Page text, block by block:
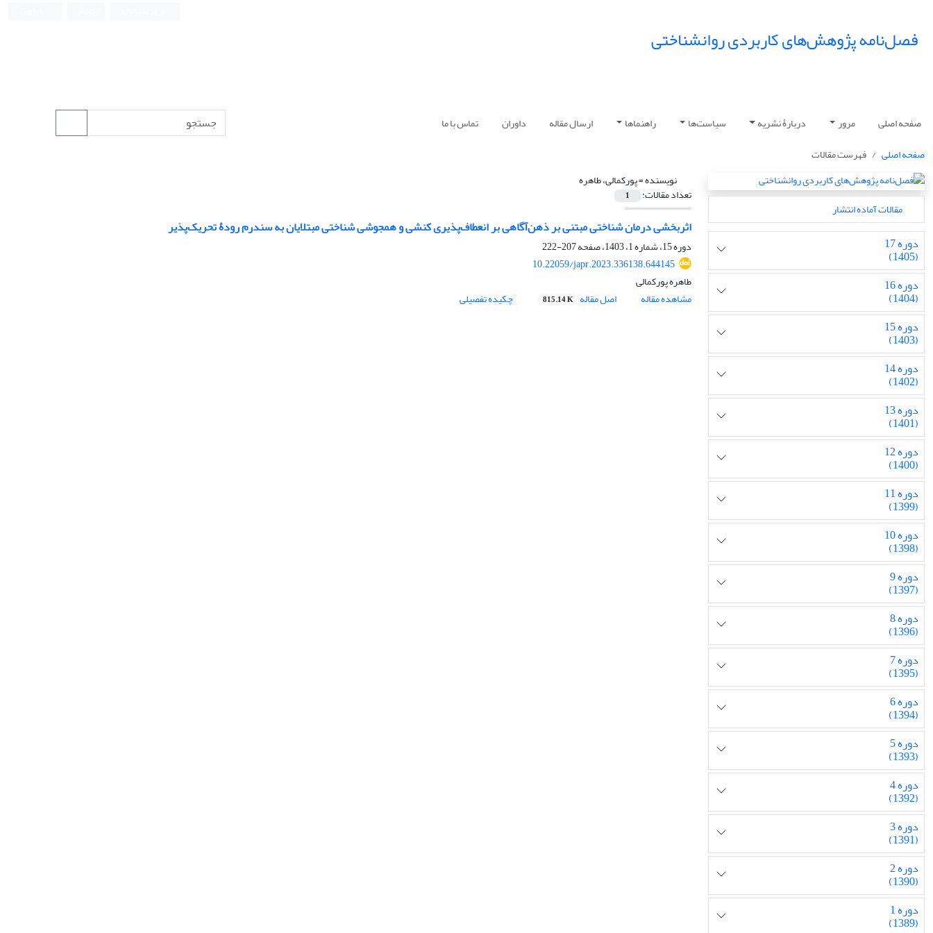
فصل‌نامه پژوهش‌های کاربردی روانشناختی
صفحه اصلی مرور دربارۀ نشریه سیاست‌ها راهنماها ارسال مقاله داوران
تماس با ما
صفحه اصلی
فهرست مقالات
مقالات آماده انتشار
دوره 17
(1405)
دوره 16
(1404)
دوره 15
(1403)
دوره 14
(1402)
دوره 13
(1401)
دوره 12
(1400)
دوره 11
(1399)
دوره 10
(1398)
دوره 9
(1397)
دوره 8
(1396)
دوره 7
(1395)
دوره 6
(1394)
دوره 5
(1393)
دوره 4
(1392)
دوره 3
(1391)
دوره 2
(1390)
دوره 1
(1389)
نویسنده =پورکمالی، طاهره
تعداد مقالات: 1
اثربخشی درمان شناختی مبتنی بر ذهن‌آگاهی بر انعطاف‌پذیری کنشی و همجوشی شناختی مبتلایان به سندرم رودۀ تحریک‌پذیر
دوره 15، شماره 1، 1403، صفحه
207-222
10.22059/japr.2023.336138.644145
طاهره پورکمالی
مشاهده مقاله
اصل مقاله 815.14 K چکیده تفصیلی